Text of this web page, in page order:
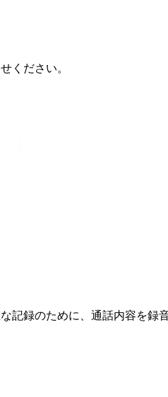
ください。
記録のために、通話内容を録